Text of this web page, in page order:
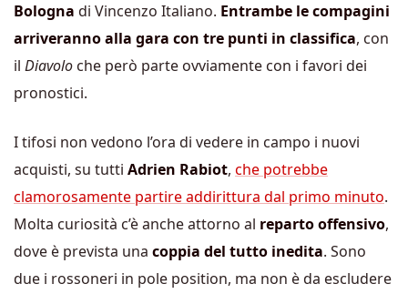
Bologna di Vincenzo Italiano. Entrambe le compagini
arriveranno alla gara con tre punti in classifica, con
il Diavolo che però parte ovviamente con i favori dei
pronostici.
I tifosi non vedono l’ora di vedere in campo i nuovi
acquisti, su tutti Adrien Rabiot, che potrebbe
clamorosamente partire addirittura dal primo minuto.
Molta curiosità c’è anche attorno al reparto offensivo,
dove è prevista una coppia del tutto inedita. Sono
due i rossoneri in pole position, ma non è da escludere